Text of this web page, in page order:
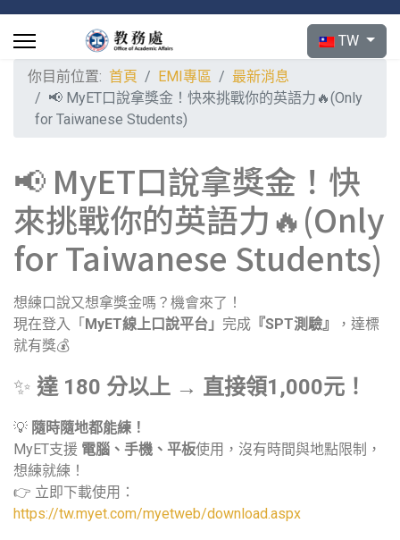
選擇你的語言
TW
你目前位置: 首頁 EMI專區
最新消息
📢 MyET口說拿獎金！快來挑戰你的英語力🔥(Only
for Taiwanese Students)
📢 MyET口說拿獎金！快
來挑戰你的英語力🔥(Only
for Taiwanese Students)
想練口說又想拿獎金嗎？機會來了！
現在登入「 MyET線上口說平台 」 完成 『SPT測驗』
，達標
就有獎💰
✨ 達 180 分以上 → 直接領1,000元！
💡 隨時隨地都能練！
MyET支援 電腦、手機、平板使用，沒有時間與地點限制，
想練就練！
👉 立即下載使用：
https://tw.myet.com/myetweb/download.aspx